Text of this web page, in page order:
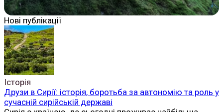
Нові публікації
Історія
Друзи в Сирії: історія, боротьба за автономію та роль у
сучасній сирійській державі